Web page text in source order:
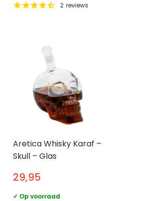
2 reviews
Aretica Whisky Karaf –
Skull – Glas
29,95
✓ Op voorraad